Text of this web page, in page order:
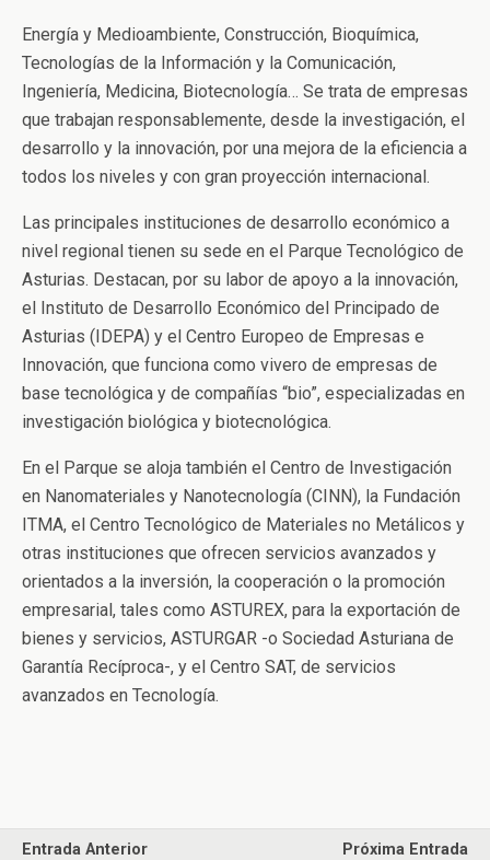
Energía y Medioambiente, Construcción, Bioquímica,
Tecnologías de la Información y la Comunicación,
Ingeniería, Medicina, Biotecnología… Se trata de empresas
que trabajan responsablemente, desde la investigación, el
desarrollo y la innovación, por una mejora de la eficiencia a
todos los niveles y con gran proyección internacional.
Las principales instituciones de desarrollo económico a
nivel regional tienen su sede en el Parque Tecnológico de
Asturias. Destacan, por su labor de apoyo a la innovación,
el Instituto de Desarrollo Económico del Principado de
Asturias (IDEPA) y el Centro Europeo de Empresas e
Innovación, que funciona como vivero de empresas de
base tecnológica y de compañías “bio”, especializadas en
investigación biológica y biotecnológica.
En el Parque se aloja también el Centro de Investigación
en Nanomateriales y Nanotecnología (CINN), la Fundación
ITMA, el Centro Tecnológico de Materiales no Metálicos y
otras instituciones que ofrecen servicios avanzados y
orientados a la inversión, la cooperación o la promoción
empresarial, tales como ASTUREX, para la exportación de
bienes y servicios, ASTURGAR -o Sociedad Asturiana de
Garantía Recíproca-, y el Centro SAT, de servicios
avanzados en Tecnología.
Entrada Anterior
Próxima Entrada